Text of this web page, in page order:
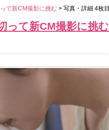
て新CM撮影に挑む > 写真・詳細 4枚目
って新CM撮影に挑む